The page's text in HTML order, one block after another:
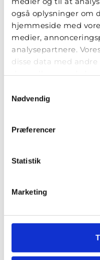
også oplysninger om
hjemmeside med
medier,
analysepartnere.
disse data med
dem, eller som de
Nødvendig
Præferencer
Statistik
Marketing
STH -
Handicappede
Blekinge Boulevard
LÆS OGSÅ...